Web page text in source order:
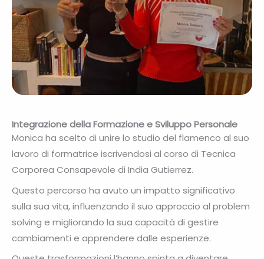
Integrazione della Formazione e Sviluppo Personale
Monica ha scelto di unire lo studio del flamenco al suo
lavoro di formatrice iscrivendosi al corso di Tecnica
Corporea Consapevole di India Gutierrez.
Questo percorso ha avuto un impatto significativo
sulla sua vita, influenzando il suo approccio al problem
solving e migliorando la sua capacità di gestire
cambiamenti e apprendere dalle esperienze.